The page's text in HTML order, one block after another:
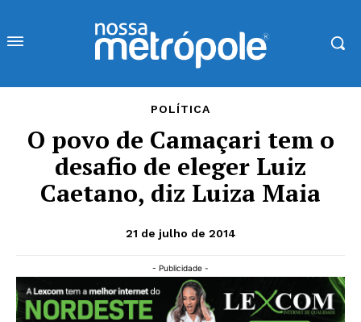
POLÍTICA
O povo de Camaçari tem o
desafio de eleger Luiz
Caetano, diz Luiza Maia
21 de julho de 2014
- Publicidade -